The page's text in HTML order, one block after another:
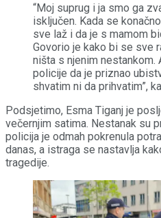
“Moj suprug i ja smo ga
isključen. Kada se
sve laž i da je s mamom
Govorio je kako bi se sve
ništa s njenim nestankom.
policije da je priznao
shvatim ni da prihvatim”,
Podsjetimo, Esma Tiganj je
večernjim satima. Nestanak su
policija je odmah pokrenula
danas, a istraga se nastavlja
tragedije.